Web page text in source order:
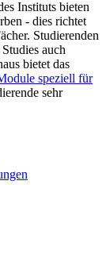
Instituts bieten
- dies richtet
Studierenden
auch
bietet das
speziell für
sehr